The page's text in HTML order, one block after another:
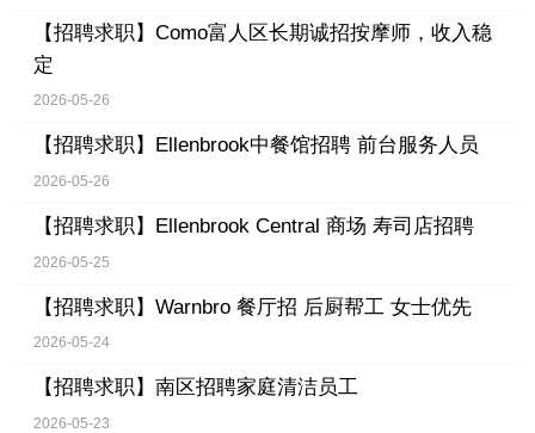
【招聘求职】 Como富人区长期诚招按摩师，收入稳
定
2026-05-26
【招聘求职】 Ellenbrook中餐馆招聘 前台服务人员
2026-05-26
【招聘求职】 Ellenbrook Central 商场 寿司店招聘
2026-05-25
【招聘求职】 Warnbro 餐厅招 后厨帮工 女士优先
2026-05-24
【招聘求职】 南区招聘家庭清洁员工
2026-05-23